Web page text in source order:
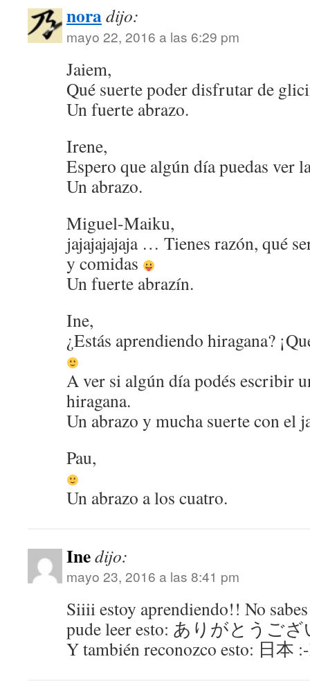
noradijo:
mayo 22, 2016 a las 6:29 pm
Jaiem,
Qué suerte poder disfrutar de
Un fuerte abrazo.
Irene,
Espero que algún día puedas ver
Un abrazo.
Miguel-Maiku,
jajajajajaja … Tienes razón, qué
y comidas
Un fuerte abrazín.
Ine,
¿Estás aprendiendo hiragana?
A ver si algún día podés escribir
hiragana.
Un abrazo y mucha suerte con el
Pau,
Un abrazo a los cuatro.
Inedijo:
mayo 23, 2016 a las 8:41 pm
Siiii estoy aprendiendo!! No
pude leer esto: ありがとうご
Y también reconozco esto: 日本